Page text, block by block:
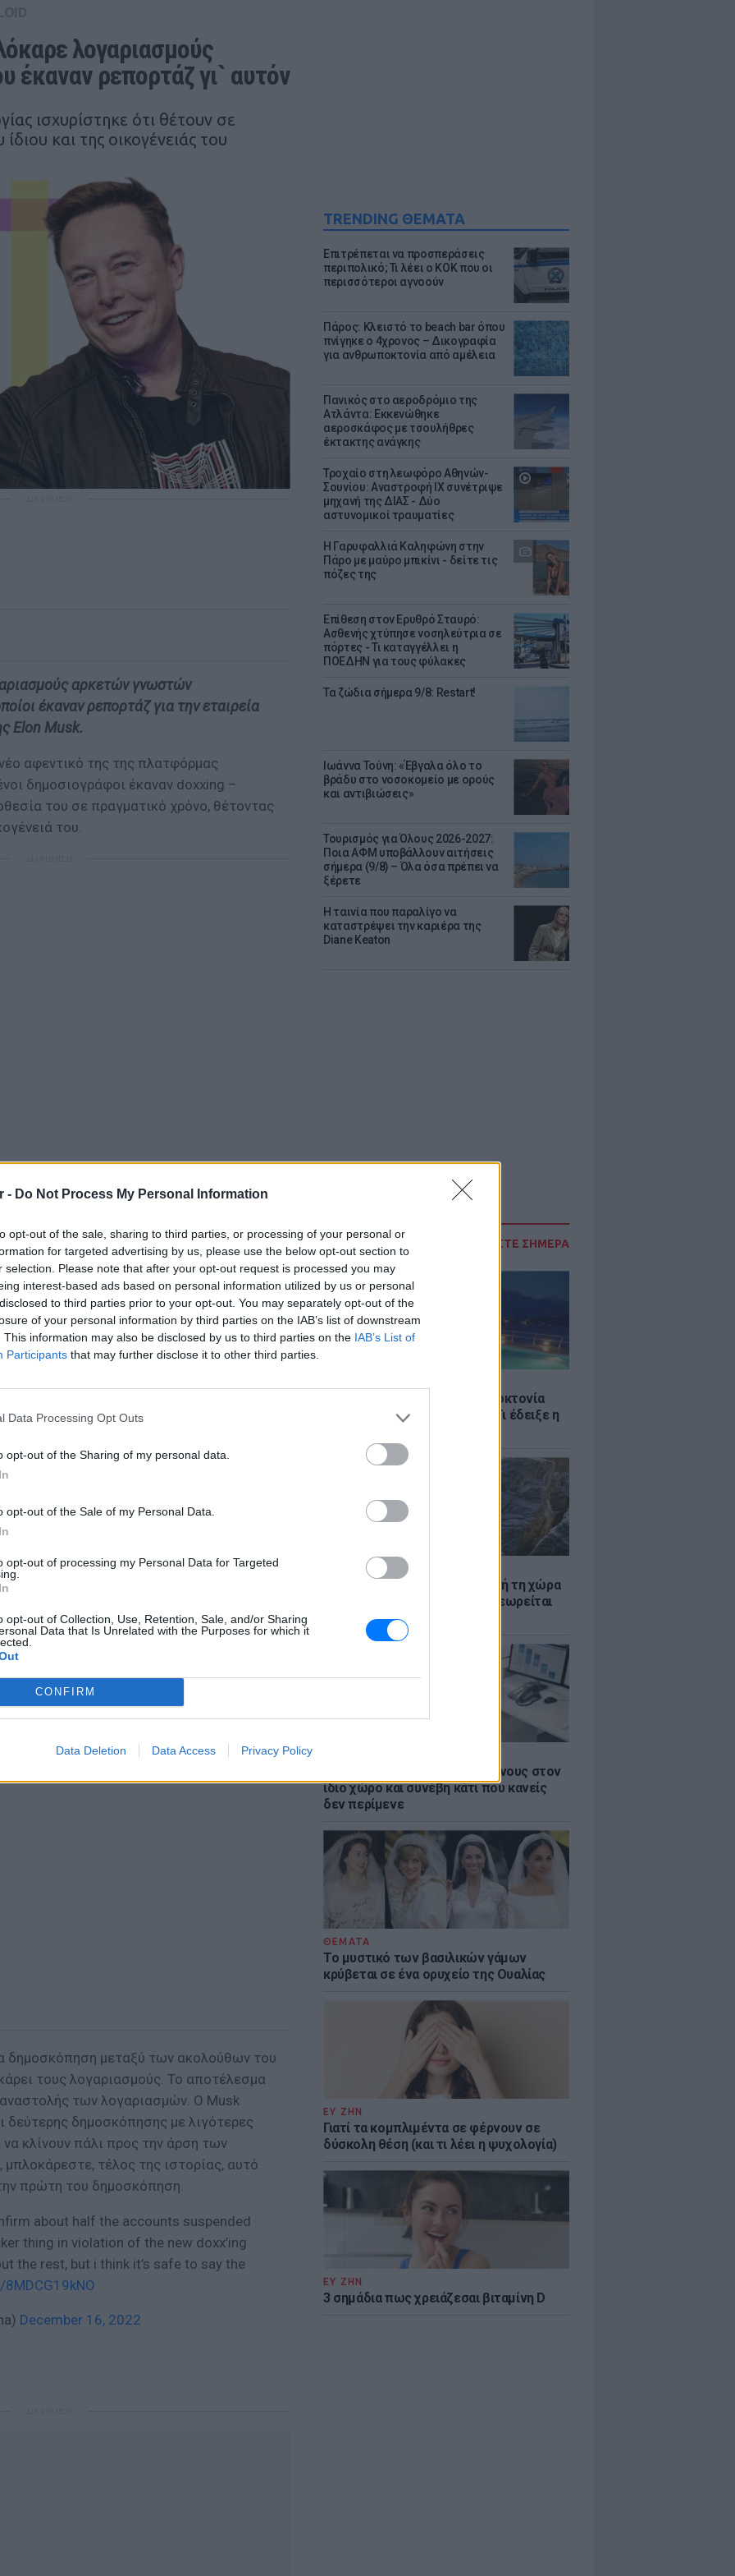
- Do Not Process My Personal Information
opt-out of the sale, sharing to third parties, or processing of your personal or
for targeted advertising by us, please use the below opt-out section to
selection. Please note that after your opt-out request is processed you may
interest-based ads based on personal information utilized by us or personal
to third parties prior to your opt-out. You may separately opt-out of the
of your personal information by third parties on the IAB’s list of downstream
This information may also be disclosed by us to third parties on the IAB’s List of
Participants that may further disclose it to other third parties.
Data Processing Opt Outs
opt-out of the Sharing of my personal data.
opt-out of the Sale of my Personal Data.
opt-out of processing my Personal Data for Targeted
opt-out of Collection, Use, Retention, Sale, and/or Sharing
Data that Is Unrelated with the Purposes for which it
CONFIRM
Data Deletion Data Access Privacy Policy
TRENDING ΘΕΜΑΤΑ
Επιτρέπεται να προσπεράσεις
περιπολικό; Τι λέει ο ΚΟΚ που οι
περισσότεροι αγνοούν
Πάρος: Κλειστό το beach bar όπου
πνίγηκε ο 4χρονος – Δικογραφία
για ανθρωποκτονία από αμέλεια
Πανικός στο αεροδρόμιο της
Ατλάντα: Εκκενώθηκε
αεροσκάφος με τσουλήθρες
έκτακτης ανάγκης
Τροχαίο στη λεωφόρο Αθηνών-
Σουνίου: Αναστροφή ΙΧ συνέτριψε
μηχανή της ΔΙΑΣ - Δύο
αστυνομικοί τραυματίες
Η Γαρυφαλλιά Καληφώνη στην
Πάρο με μαύρο μπικίνι - δείτε τις
πόζες της
Επίθεση στον Ερυθρό Σταυρό:
Ασθενής χτύπησε νοσηλεύτρια σε
πόρτες - Τι καταγγέλλει η
ΠΟΕΔΗΝ για τους φύλακες
Τα ζώδια σήμερα 9/8: Restart!
Ιωάννα Τούνη: «Έβγαλα όλο το
βράδυ στο νοσοκομείο με ορούς
και αντιβιώσεις»
Τουρισμός για Όλους 2026-2027:
Ποια ΑΦΜ υποβάλλουν αιτήσεις
σήμερα (9/8) – Όλα όσα πρέπει να
ξέρετε
Η ταινία που παραλίγο να
καταστρέψει την καριέρα της
Diane Keaton
ΔΙΑΒΑΣΤΕ ΣΗΜΕΡΑ
4χρονος στην Πάρο: Ανθρωποκτονία
από αμέλεια στο beach bar - Τι έδειξε η
ΘΕΜΑΤΑ
Η παράξενη ελευθερία: Σε αυτή τη χώρα
της Ευρώπης, το γuμνό δεν θεωρείται
πρόκληση
Έβαλαν όλους τους εργαζόμενους στον
ίδιο χώρο και συνέβη κάτι που κανείς
δεν περίμενε
ΘΕΜΑΤΑ
Το μυστικό των βασιλικών γάμων
κρύβεται σε ένα ορυχείο της Ουαλίας
ΕΥ ΖΗΝ
Γιατί τα κομπλιμέντα σε φέρνουν σε
δύσκολη θέση (και τι λέει η ψυχολογία)
ΕΥ ΖΗΝ
3 σημάδια πως χρειάζεσαι βιταμίνη D
λογαριασμούς
έκαναν ρεπορτάζ γι` αυτόν
ισχυρίστηκε ότι θέτουν σε
και της οικογένειάς του
αρκετών γνωστών
έκαναν ρεπορτάζ για την εταιρεία
Elon Musk.
αφεντικό της της πλατφόρμας
δημοσιογράφοι έκαναν doxxing –
του σε πραγματικό χρόνο, θέτοντας
του.
7kBQ6mzEft
16, 2022
από έντυπα όπως η Washington Post,
το CNN ανέφεραν ότι είχαν αποκλειστεί
και ότι τα tweets τους δεν ήταν πλέον
προφίλ, στα οποία συμπεριλαμβάνεται
πολιτικός σχολιαστής και συγγραφέας Κιθ
είχαν δημοσιεύσει την τοποθεσία του
ότι αυτό ισοδυναμούσε «βασικά με
Δεν έχω κάποιο λάβει κάποιο email
μου για τον λόγο της αναστολής»,
των New York Times Ράιαν Μακ μέσω
στιγμιότυπο οθόνης από την εφαρμογή
αναστολή. «Κάνω ρεπορτάζ για το
του. Και θα συνεχίσω να το κάνω»
δημοσκόπηση μεταξύ των ακολoύθων του
τους λογαριασμούς. Το αποτέλεσμα
των λογαριασμών. Ο Musk
δημοσκόπησης με λιγότερες
κλίνουν πάλι προς την άρση των
τέλος της ιστορίας, αυτό
πρώτη του δημοσκόπηση.
about half the accounts suspended
thing in violation of the new doxx’ing
the rest, but i think it’s safe to say the
December 16, 2022